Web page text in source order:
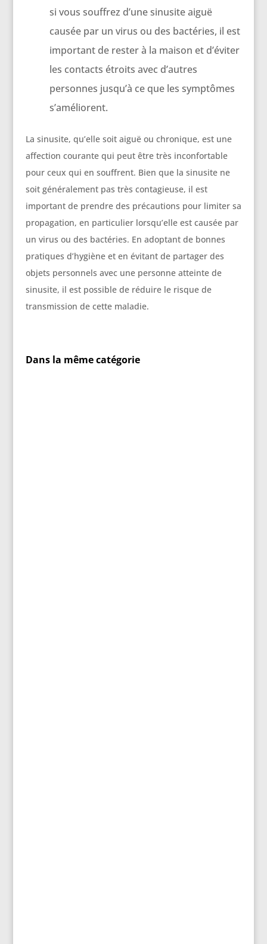
si vous souffrez d’une sinusite aiguë
causée par un virus ou des bactéries, il est
important de rester à la maison et d’éviter
les contacts étroits avec d’autres
personnes jusqu’à ce que les symptômes
s’améliorent.
La sinusite, qu’elle soit aiguë ou chronique, est une
affection courante qui peut être très inconfortable
pour ceux qui en souffrent. Bien que la sinusite ne
soit généralement pas très contagieuse, il est
important de prendre des précautions pour limiter sa
propagation, en particulier lorsqu’elle est causée par
un virus ou des bactéries. En adoptant de bonnes
pratiques d’hygiène et en évitant de partager des
objets personnels avec une personne atteinte de
sinusite, il est possible de réduire le risque de
transmission de cette maladie.
Dans la même catégorie